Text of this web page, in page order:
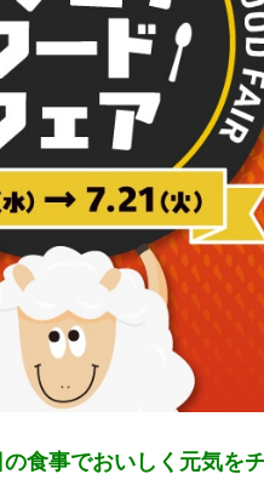
食事でおいしく元気を